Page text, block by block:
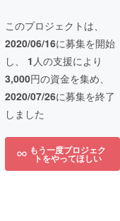
このプロジェクトは、
2020/06/16に募集を開始
し、 1 人の支援により
3,000円の資金を集め、
2020/07/26に募集を終了
しました
もう一度プロジェク
トをやってほしい